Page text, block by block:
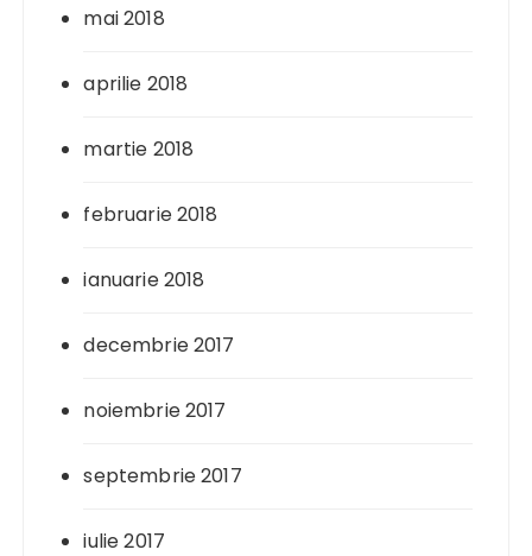
mai 2018
aprilie 2018
martie 2018
februarie 2018
ianuarie 2018
decembrie 2017
noiembrie 2017
septembrie 2017
iulie 2017